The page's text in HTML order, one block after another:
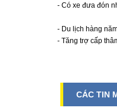
- Có xe đưa đón
- Du lịch hàng
- Tăng trợ cấp
CÁC TIN